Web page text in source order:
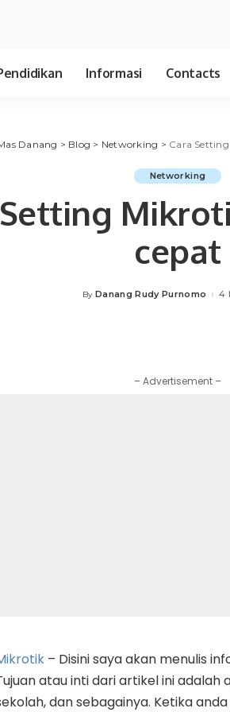
Informasi Contacts
Danang > Blog > Networking > Cara
Networking
cepat
Posted
By Danang Rudy Purnomo 4
– Advertisement –
– Disini saya akan menulis
atau inti dari artikel ini
dan sebagainya. Ketika